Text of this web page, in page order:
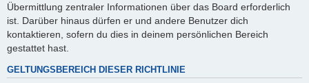
Übermittlung zentraler Informationen über das Board erforderlich
ist. Darüber hinaus dürfen er und andere Benutzer dich
kontaktieren, sofern du dies in deinem persönlichen Bereich
gestattet hast.
GELTUNGSBEREICH DIESER RICHTLINIE